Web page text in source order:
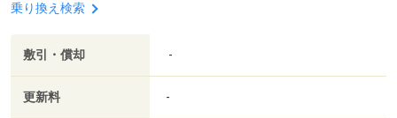
乗り換え検索
敷引・償却 -
更新料 -